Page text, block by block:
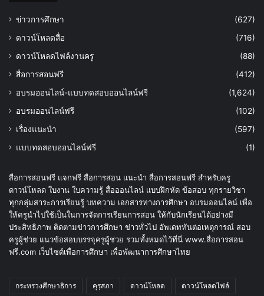
ข่าวการศึกษา
(627)
ดาวน์โหลดสื่อ
(716)
ดาวน์โหลดไฟล์งานครู
(88)
สื่อการสอนฟรี
(412)
อบรมออนไลน์-แบบทดสอบออนไลน์ฟรี
(1,624)
อบรมออนไลน์ฟรี
(102)
เรื่องแนะนำ
(597)
แบบทดสอบออนไลน์ฟรี
(1)
สื่อการสอนฟรี แจกฟรี สื่อการสอน แนะนำ สื่อการสอนฟรี สำหรับครู
ดาวน์โหลด ใบงาน ใบความรู้ สื่อออนไลน์ แบบฝึกหัด ข้อสอบ ทุกรายวิชา
ทุกกลุ่มสาระการเรียนรู้ บทความ เอกสารทางการศึกษา อบรมออนไลน์ เพื่อ
ให้ครูนำไปใช้เป็นในการจัดการเรียนการสอน ให้กับนักเรียนได้อย่างมี
ประสิทธิภาพ ติดตามข่าวการศึกษา ข่าวทั่วไป อัพเดททันต่อเหตุการณ์ สอบ
ครูผู้ช่วย แนวข้อสอบบรรจุครูผู้ช่วย รวมทั้งหมดไว้ที่นี่ www.สื่อการสอน
ฟรี.com เว็บไซต์เพื่อการศึกษา เพื่อพัฒนาการศึกษาไทย
กระทรวงศึกษาธิการ คุรุสภา ดาวน์โหลด ดาวน์โหลดไฟล์